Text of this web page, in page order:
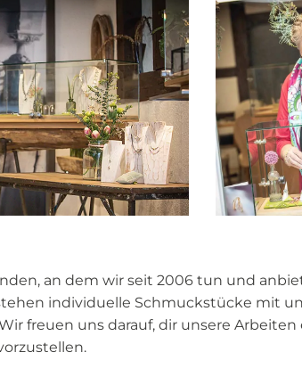
an dem wir seit 2006 tun und
individuelle Schmuckstücke mit
freuen uns darauf, dir unsere Arbeiten